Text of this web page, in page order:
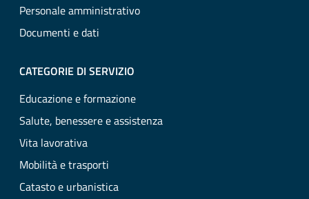
Personale amministrativo
Documenti e dati
CATEGORIE DI SERVIZIO
Educazione e formazione
Salute, benessere e assistenza
Vita lavorativa
Mobilità e trasporti
Catasto e urbanistica